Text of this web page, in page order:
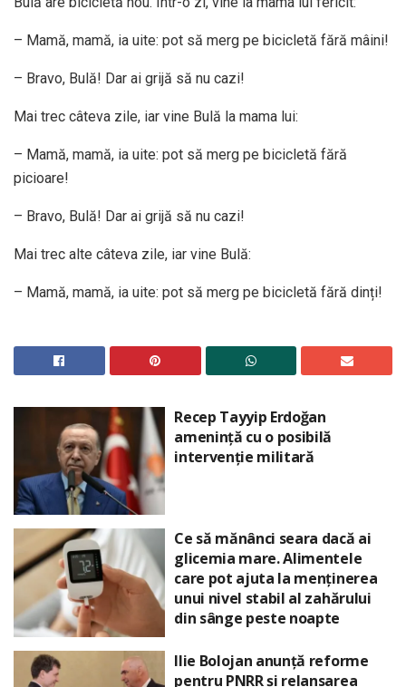
– Mamă, mamă, ia uite: pot să merg pe bicicletă fără mâini!
– Bravo, Bulă! Dar ai grijă să nu cazi!
Mai trec câteva zile, iar vine Bulă la mama lui:
– Mamă, mamă, ia uite: pot să merg pe bicicletă fără
picioare!
– Bravo, Bulă! Dar ai grijă să nu cazi!
Mai trec alte câteva zile, iar vine Bulă:
– Mamă, mamă, ia uite: pot să merg pe bicicletă fără dinți!
Recep Tayyip Erdoğan
amenință cu o posibilă
intervenție militară
Ce să mănânci seara dacă ai
glicemia mare. Alimentele
care pot ajuta la menținerea
unui nivel stabil al zahărului
din sânge peste noapte
Ilie Bolojan anunță reforme
pentru PNRR și relansarea